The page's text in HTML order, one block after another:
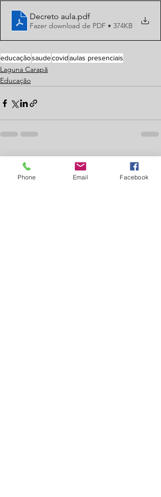
Decreto aula.pdf
Fazer download de PDF • 374KB
educaçãosaudecovidaulas presenciais
Laguna Carapã
Educação
Posts recentes Ver tudo
Phone Email Facebook